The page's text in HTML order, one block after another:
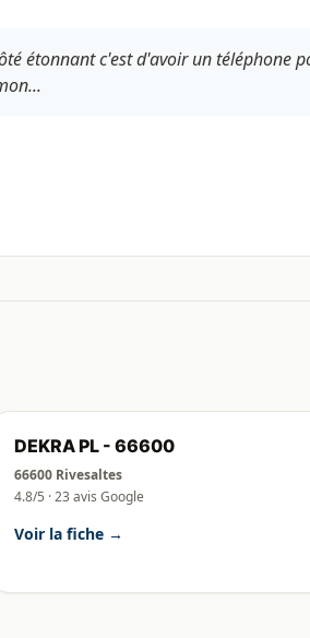
étonnant c'est d'avoir un téléphone
DEKRA PL - 66600
66600 Rivesaltes
4.8/5 · 23 avis Google
Voir la fiche →